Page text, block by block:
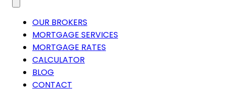
OUR BROKERS
MORTGAGE SERVICES
MORTGAGE RATES
CALCULATOR
BLOG
CONTACT